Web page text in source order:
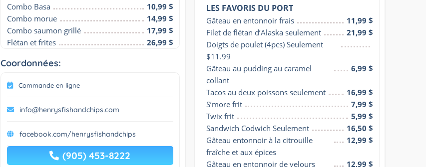
Combo Basa
10,99 $
Combo morue
14,99 $
Combo saumon grillé
17,99 $
Flétan et frites
26,99 $
Coordonnées:
Commande en ligne
info@henrysfishandchips.com
facebook.com/henrysfishandchips
(905) 453-8222
LES FAVORIS DU PORT
Gâteau en entonnoir frais
11,99 $
Filet de flétan d’Alaska seulement
21,99 $
Doigts de poulet (4pcs) Seulement
$11.99
Gâteau au pudding au caramel
collant
6,99 $
Tacos au deux poissons seulement
16,99 $
S’more frit
7,99 $
Twix frit
5,99 $
Sandwich Codwich Seulement
16,50 $
Gâteau entonnoir à la citrouille
fraîche et aux épices
12,99 $
Gâteau en entonnoir de velours
12,99 $